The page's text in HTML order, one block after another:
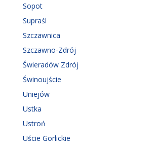
Sopot
Supraśl
Szczawnica
Szczawno-Zdrój
Świeradów Zdrój
Świnoujście
Uniejów
Ustka
Ustroń
Uście Gorlickie